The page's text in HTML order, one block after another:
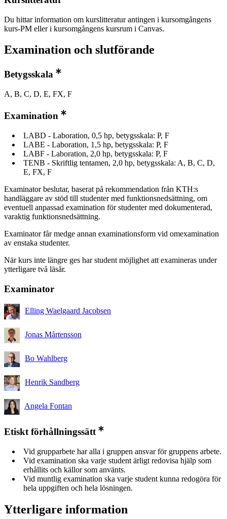
Du hittar information om kurslitteratur antingen i kursomgångens
kurs-PM eller i kursomgångens kursrum i Canvas.
Examination och slutförande
Betygsskala
A, B, C, D, E, FX, F
Examination
LABD - Laboration, 0,5 hp, betygsskala: P, F
LABE - Laboration, 1,5 hp, betygsskala: P, F
LABF - Laboration, 2,0 hp, betygsskala: P, F
TENB - Skriftlig tentamen, 2,0 hp, betygsskala: A, B, C, D,
E, FX, F
Examinator beslutar, baserat på rekommendation från KTH:s
handläggare av stöd till studenter med funktionsnedsättning, om
eventuell anpassad examination för studenter med dokumenterad,
varaktig funktionsnedsättning.
Examinator får medge annan examinationsform vid omexamination
av enstaka studenter.
När kurs inte längre ges har student möjlighet att examineras under
ytterligare två läsår.
Examinator
Elling Waelgaard Jacobsen
Jonas Mårtensson
Bo Wahlberg
Henrik Sandberg
Angela Fontan
Etiskt förhållningssätt
Vid grupparbete har alla i gruppen ansvar för gruppens arbete.
Vid examination ska varje student ärligt redovisa hjälp som
erhållits och källor som använts.
Vid muntlig examination ska varje student kunna redogöra för
hela uppgiften och hela lösningen.
Ytterligare information